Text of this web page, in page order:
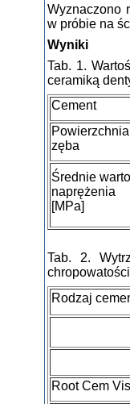
Wyznaczono
w próbie na
Wyniki
Tab. 1.
ceramiką
Cement
Powierzchnia
zęba
Średnie
naprężenia
[MPa]
Tab. 2.
Rodzaj
Root Cem